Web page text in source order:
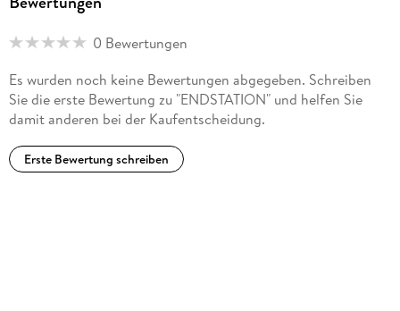
0 Bewertungen
Es wurden noch keine Bewertungen abgegeben. Schreiben
Sie die erste Bewertung zu "ENDSTATION" und helfen Sie
damit anderen bei der Kaufentscheidung.
Erste Bewertung schreiben